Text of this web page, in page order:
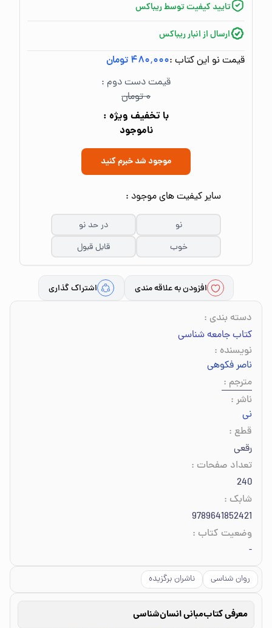
تایید کیفیت توسط ریباکس
ارسال از انبار ریباکس
قیمت نو این کتاب :۴۸۰٬۰۰۰ تومان
قیمت دست دوم :
۰ تومان
با تخفیف ویژه :
ناموجود
موجود شد خبرم کنید
سایر کیفیت های موجود :
نو
در حد نو
خوب
قابل قبول
افزودن به علاقه مندی اشتراک گذاری
دسته بندی :
کتاب جامعه شناسی
نویسنده :
ناصر فکوهی
مترجم :
ناشر :
نی
قطع :
رقعی
تعداد صفحات :
240
شابک :
9789641852421
وضعیت کتاب :
-
روان شناسی ناشران برگزیده
معرفی کتابمبانی انسان‌شناسی